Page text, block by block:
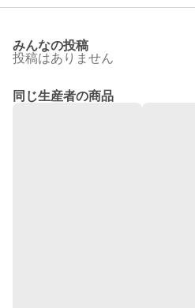
みんなの投稿
投稿はありません
同じ生産者の商品